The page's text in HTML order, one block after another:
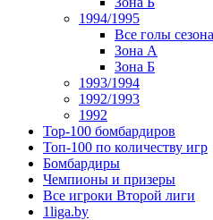
1994/1995
Все голы
Зона А
Зона Б
1993/1994
1992/1993
1992
Top-100 бомбардиров
Топ-100 по количеству игр
Бомбардиры
Чемпионы и призеры
Все игроки Второй лиги
1liga.by